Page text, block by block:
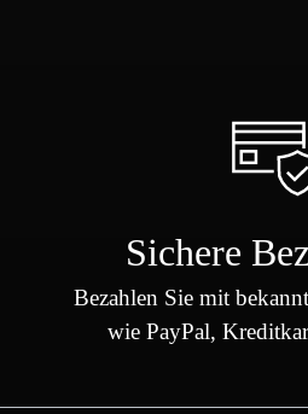
Sichere
Bezahlen Sie mit
wie PayPal,